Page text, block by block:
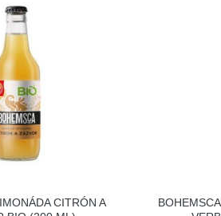
CITRÓN A